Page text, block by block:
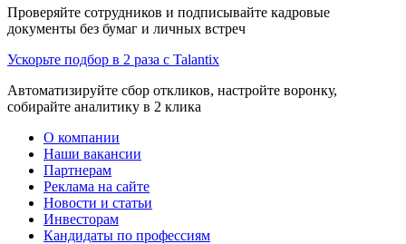
Проверяйте сотрудников и подписывайте кадровые
документы без бумаг и личных встреч
Ускорьте подбор в 2 раза с Talantix
Автоматизируйте сбор откликов, настройте воронку,
собирайте аналитику в 2 клика
О компании
Наши вакансии
Партнерам
Реклама на сайте
Новости и статьи
Инвесторам
Кандидаты по профессиям